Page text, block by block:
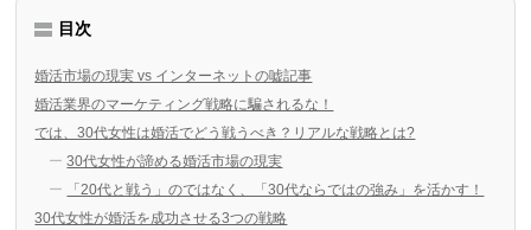
目次
婚活市場の現実 vs インターネットの嘘記事
婚活業界のマーケティング戦略に騙されるな！
では、30代女性は婚活でどう戦うべき？リアルな戦略とは?
30代女性が諦める婚活市場の現実
「20代と戦う」のではなく、「30代ならではの強み」を活かす！
30代女性が婚活を成功させる3つの戦略